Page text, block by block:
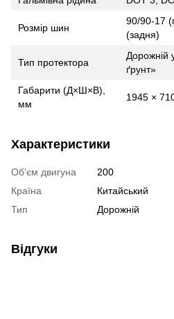
Розмір шин
90/90-17
(задня)
Тип протектора
Дорожній
ґрунт»
Габарити (Д×Ш×В),
мм
1945 ×
Характеристики
Об'єм двигуна
200
Країна
Китайський
Тип
Дорожній
Відгуки